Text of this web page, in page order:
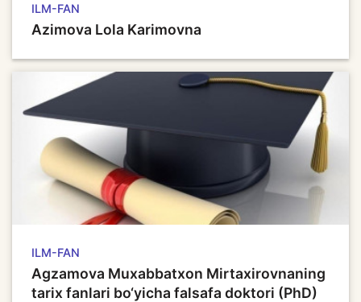
ILM-FAN
Azimova Lola Karimovna
ILM-FAN
Agzamova Muxabbatxon Mirtaxirovnaning
tarix fanlari bo‘yicha falsafa doktori (PhD)